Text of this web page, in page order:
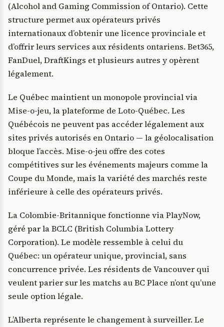
(Alcohol and Gaming Commission of Ontario). Cette
structure permet aux opérateurs privés
internationaux d’obtenir une licence provinciale et
d’offrir leurs services aux résidents ontariens. Bet365,
FanDuel, DraftKings et plusieurs autres y opèrent
légalement.
Le Québec maintient un monopole provincial via
Mise-o-jeu, la plateforme de Loto-Québec. Les
Québécois ne peuvent pas accéder légalement aux
sites privés autorisés en Ontario — la géolocalisation
bloque l’accès. Mise-o-jeu offre des cotes
compétitives sur les événements majeurs comme la
Coupe du Monde, mais la variété des marchés reste
inférieure à celle des opérateurs privés.
La Colombie-Britannique fonctionne via PlayNow,
géré par la BCLC (British Columbia Lottery
Corporation). Le modèle ressemble à celui du
Québec: un opérateur unique, provincial, sans
concurrence privée. Les résidents de Vancouver qui
veulent parier sur les matchs au BC Place n’ont qu’une
seule option légale.
L’Alberta représente le changement à surveiller. Le